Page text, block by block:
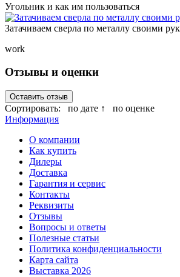
Угольник и как им пользоваться
Затачиваем сверла по металлу своими
work
Отзывы и оценки
Оставить отзыв
Сортировать: по дате ↑
по оценке
Информация
О компании
Как купить
Дилеры
Доставка
Гарантия и сервис
Контакты
Реквизиты
Отзывы
Вопросы и ответы
Полезные статьи
Политика конфиденциальности
Карта сайта
Выставка 2026